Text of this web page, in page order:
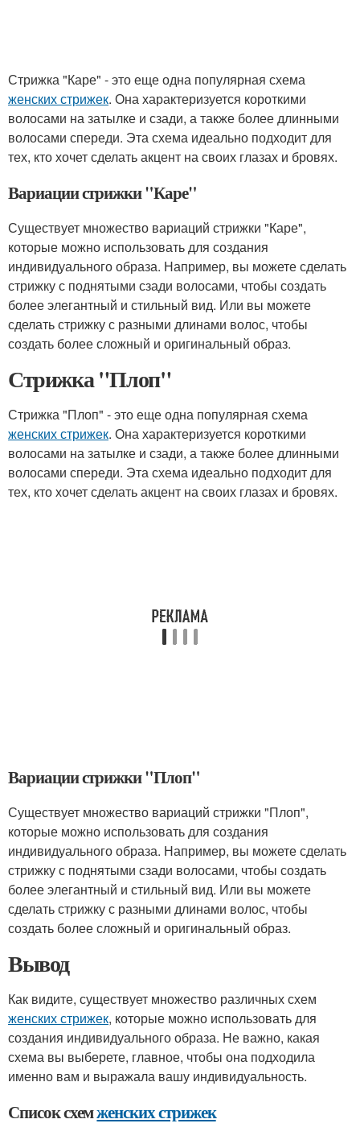
Стрижка "Каре" - это еще одна популярная схема
женских стрижек. Она характеризуется короткими
волосами на затылке и сзади, а также более длинными
волосами спереди. Эта схема идеально подходит для
тех, кто хочет сделать акцент на своих глазах и бровях.
Вариации стрижки "Каре"
Существует множество вариаций стрижки "Каре",
которые можно использовать для создания
индивидуального образа. Например, вы можете сделать
стрижку с поднятыми сзади волосами, чтобы создать
более элегантный и стильный вид. Или вы можете
сделать стрижку с разными длинами волос, чтобы
создать более сложный и оригинальный образ.
Стрижка "Плоп"
Стрижка "Плоп" - это еще одна популярная схема
женских стрижек. Она характеризуется короткими
волосами на затылке и сзади, а также более длинными
волосами спереди. Эта схема идеально подходит для
тех, кто хочет сделать акцент на своих глазах и бровях.
Вариации стрижки "Плоп"
Существует множество вариаций стрижки "Плоп",
которые можно использовать для создания
индивидуального образа. Например, вы можете сделать
стрижку с поднятыми сзади волосами, чтобы создать
более элегантный и стильный вид. Или вы можете
сделать стрижку с разными длинами волос, чтобы
создать более сложный и оригинальный образ.
Вывод
Как видите, существует множество различных схем
женских стрижек, которые можно использовать для
создания индивидуального образа. Не важно, какая
схема вы выберете, главное, чтобы она подходила
именно вам и выражала вашу индивидуальность.
Список схемженских стрижек